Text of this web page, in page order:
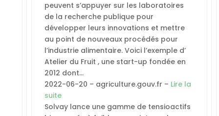
peuvent s’appuyer sur les laboratoires
de la recherche publique pour
développer leurs innovations et mettre
au point de nouveaux procédés pour
l’industrie alimentaire. Voici l’exemple d’
Atelier du Fruit , une start-up fondée en
2012 dont…
2022-06-20 – agriculture.gouv.fr – Lire la
suite
Solvay lance une gamme de tensioactifs